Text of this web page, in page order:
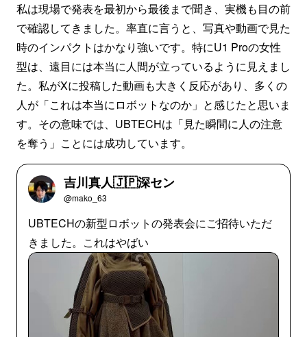
私は現場で発表を最初から最後まで聞き、実機も目の前
で確認してきました。率直に言うと、写真や動画で見た
時のインパクトはかなり強いです。特にU1 Proの女性
型は、遠目には本当に人間が立っているように見えまし
た。私がXに投稿した動画も大きく反応があり、多くの
人が「これは本当にロボットなのか」と感じたと思いま
す。その意味では、UBTECHは「見た瞬間に人の注意
を奪う」ことには成功しています。
吉川真人🇯🇵深セン
@mako_63
UBTECHの新型ロボットの発表会にご招待いただ
きました。これはやばい